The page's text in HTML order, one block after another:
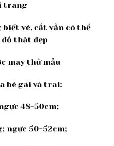
trang
biết vẽ, cắt vẫn có thể
thật đẹp
may thử mẫu
bé gái và trai:
48-50cm;
ngực 50-52cm;